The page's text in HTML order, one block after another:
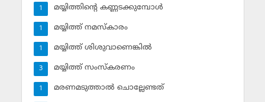
മയ്യിത്തിന്റെ കണ്ണടക്കുമ്പോള്‍
1
മയ്യിത്ത് നമസ്‌കാരം
1
മയ്യിത്ത് ശിശുവാണെങ്കില്‍
1
മയ്യിത്ത് സംസ്‌കരണം
3
മരണമടുത്താല്‍ ചൊല്ലേണ്ടത്
1